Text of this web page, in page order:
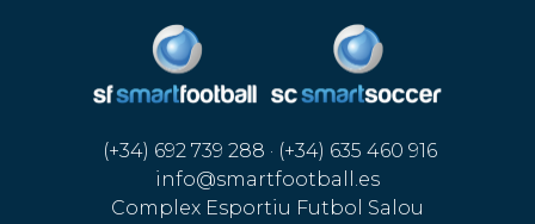
(+34) 692 739 288 · (+34) 635 460 916
info@smartfootball.es
Complex Esportiu Futbol Salou